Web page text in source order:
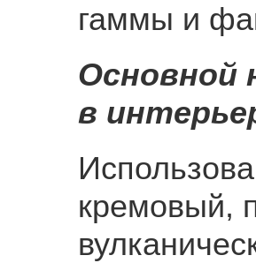
гаммы и
Основной
в
кремовый,